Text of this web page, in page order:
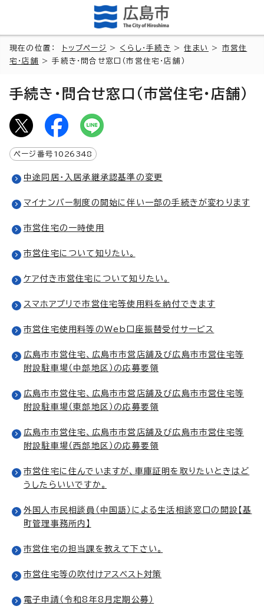
現在の位置： トップページ > くらし・手続き >住まい > 市営住
宅・店舗 > 手続き・問合せ窓口（市営住宅・店舗）
手続き・問合せ窓口（市営住宅・店舗）
ページ番号 1026348
中途同居・入居承継承認基準の変更
マイナンバー制度の開始に伴い一部の手続きが変わります
市営住宅の一時使用
市営住宅について知りたい。
ケア付き市営住宅について知りたい。
スマホアプリで市営住宅等使用料を納付できます
市営住宅使用料等のWeb口座振替受付サービス
広島市市営住宅、広島市市営店舗及び広島市市営住宅等
附設駐車場（中部地区）の応募要領
広島市市営住宅、広島市市営店舗及び広島市市営住宅等
附設駐車場（東部地区）の応募要領
広島市市営住宅、広島市市営店舗及び広島市市営住宅等
附設駐車場（西部地区）の応募要領
市営住宅に住んでいますが、車庫証明を取りたいときはど
うしたらいいですか。
外国人市民相談員（中国語）による生活相談窓口の開設【基
町管理事務所内】
市営住宅の担当課を教えて下さい。
市営住宅等の吹付けアスベスト対策
電子申請（令和8年8月定期公募）